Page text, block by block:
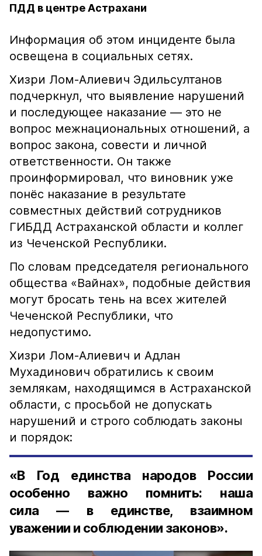
ПДД в центре Астрахани
Информация об этом инциденте была
освещена в социальных сетях.
Хизри Лом-Алиевич Эдильсултанов
подчеркнул, что выявление нарушений
и последующее наказание — это не
вопрос межнациональных отношений, а
вопрос закона, совести и личной
ответственности. Он также
проинформировал, что виновник уже
понёс наказание в результате
совместных действий сотрудников
ГИБДД Астраханской области и коллег
из Чеченской Республики.
По словам председателя регионального
общества «Вайнах», подобные действия
могут бросать тень на всех жителей
Чеченской Республики, что
недопустимо.
Хизри Лом-Алиевич и Адлан
Мухадинович обратились к своим
землякам, находящимся в Астраханской
области, с просьбой не допускать
нарушений и строго соблюдать законы
и порядок:
«В Год единства народов России
особенно важно помнить: наша
сила — в единстве, взаимном
уважении и соблюдении законов».